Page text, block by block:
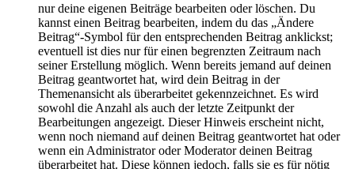
nur deine eigenen Beiträge bearbeiten oder löschen. Du
kannst einen Beitrag bearbeiten, indem du das „Ändere
Beitrag“-Symbol für den entsprechenden Beitrag anklickst;
eventuell ist dies nur für einen begrenzten Zeitraum nach
seiner Erstellung möglich. Wenn bereits jemand auf deinen
Beitrag geantwortet hat, wird dein Beitrag in der
Themenansicht als überarbeitet gekennzeichnet. Es wird
sowohl die Anzahl als auch der letzte Zeitpunkt der
Bearbeitungen angezeigt. Dieser Hinweis erscheint nicht,
wenn noch niemand auf deinen Beitrag geantwortet hat oder
wenn ein Administrator oder Moderator deinen Beitrag
überarbeitet hat. Diese können jedoch, falls sie es für nötig